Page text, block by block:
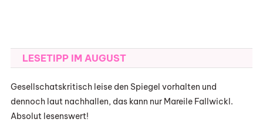
LESETIPP IM AUGUST
Gesellschatskritisch leise den Spiegel vorhalten und
dennoch laut nachhallen, das kann nur Mareile Fallwickl.
Absolut lesenswert!